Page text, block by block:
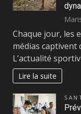
Chaque jour, les
médias captivent
L’actualité
Lire la suite